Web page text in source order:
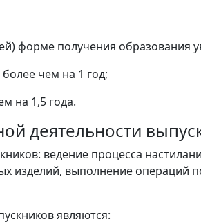
форме получения образования
чем на 1 год;
на 1,5 года.
деятельности
ведение процесса
изделий, выполнение операций
являются: